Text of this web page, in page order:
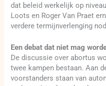
dat beleid werkelijk op
Loots en Roger Van Praet
verdere termijnverlenging
Een debat dat niet mag
De discussie over abortus
twee kampen bestaan. Aan
voorstanders staan van